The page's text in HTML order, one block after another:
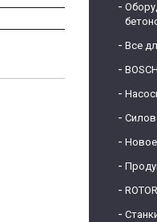
Все
BOSCH
Новое